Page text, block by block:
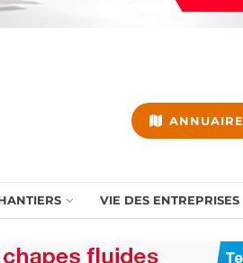
ANNUAIRE
VIE DES ENTREPRISES